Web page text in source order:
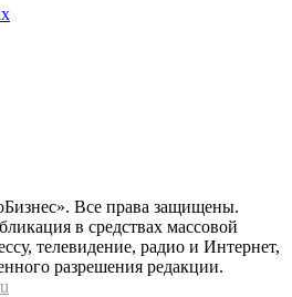
Все права защищены.
в средствах массовой
телевидение, радио и Интернет,
разрешения редакции.